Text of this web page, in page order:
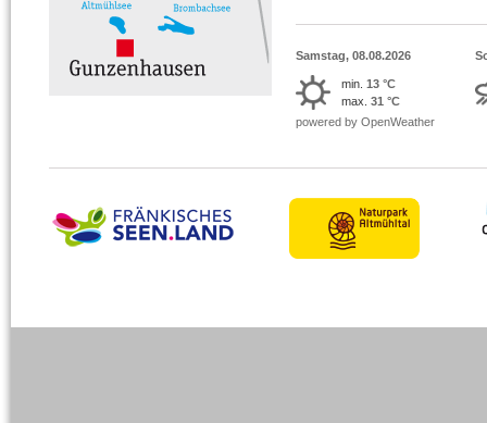
Samstag, 08.08.2026
min. 13 °C
max. 31 °C
powered by OpenWeather